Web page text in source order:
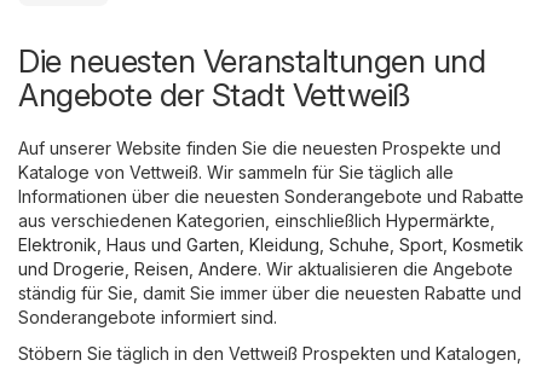
Die neuesten Veranstaltungen und
Angebote der Stadt Vettweiß
Auf unserer Website finden Sie die neuesten Prospekte und
Kataloge von Vettweiß. Wir sammeln für Sie täglich alle
Informationen über die neuesten Sonderangebote und Rabatte
aus verschiedenen Kategorien, einschließlich Hypermärkte
Elektronik Haus und Garten Kleidung, Schuhe, Sport Kosmetik
und Drogerie Reisen Andere. Wir aktualisieren die Angebote
ständig für Sie, damit Sie immer über die neuesten Rabatte und
Sonderangebote informiert sind.
Stöbern Sie täglich in den Vettweiß Prospekten und Katalogen,